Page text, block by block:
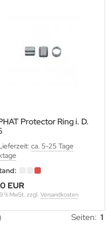
Protector Ring i. D.
a 12 Stück
ca. 5-25 Tage
EUR
% MwSt. zzgl. Versandkosten
Seiten: 1